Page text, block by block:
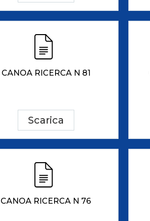
CANOA RICERCA N 81
Scarica
CANOA RICERCA N 76